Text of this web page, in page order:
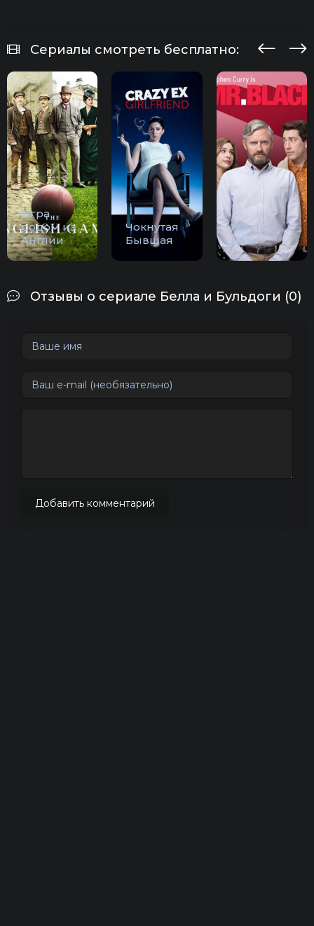
Сериалы смотреть бесплатно:
Игра
родом из
Англии
Чокнутая
Бывшая
Мистер
Блэк
Отзывы о сериале Белла и Бульдоги (0)
Добавить комментарий